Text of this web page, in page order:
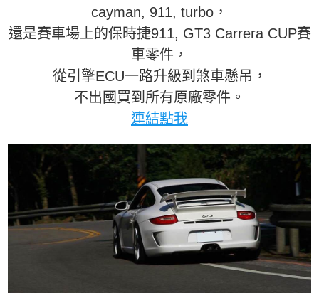
cayman, 911, turbo，
還是賽車場上的保時捷911, GT3 Carrera CUP賽
車零件，
從引擎ECU一路升級到煞車懸吊，
不出國買到所有原廠零件。
連結點我